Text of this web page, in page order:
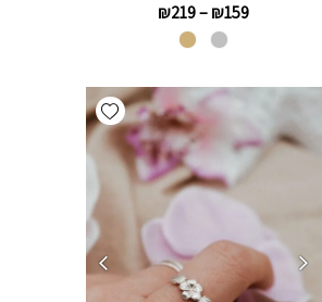
₪159
–
₪219
Add wishlist